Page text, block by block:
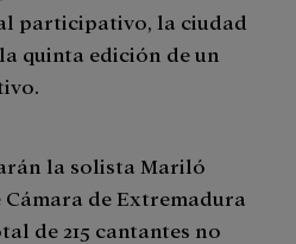
participativo, la ciudad
quinta edición de un
la solista Mariló
de Extremadura
de 215 cantantes no